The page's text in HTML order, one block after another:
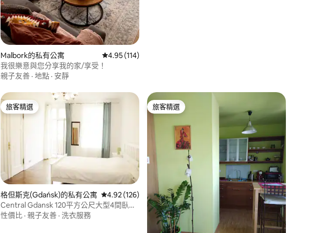
Malbork的私有公寓 從 114 則評價中獲得 4.95 的平均評分（滿分 5 分）
4.95 (114)
我很樂意與您分享我的家/享受！
親子友善 · 地點 · 安靜
旅客精選
旅客精選
格但斯克(Gdańsk)的私有公寓 從 126 則評價中獲得 4.92 的平均評分（滿分 5 分）
4.92 (126)
Central Gdansk 120平方公尺大型4間臥室
公寓，可容納10人。
性價比 · 親子友善 · 洗衣服務
旅客精選
旅客精選